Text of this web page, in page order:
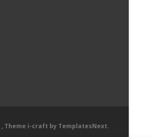
, Theme i-craft by TemplatesNext.